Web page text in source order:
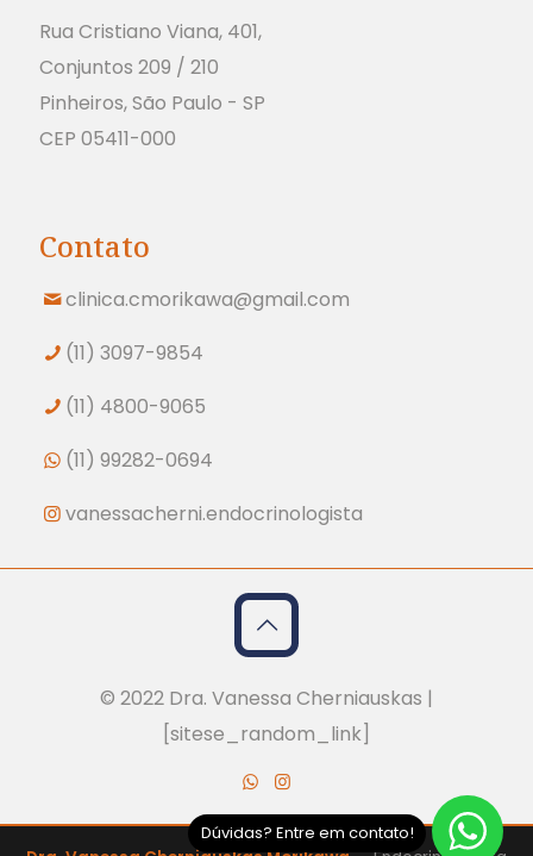
Rua Cristiano Viana, 401,
Conjuntos 209 / 210
Pinheiros, São Paulo - SP
CEP 05411-000
Dúvidas? Entre em contato!
Contato
clinica.cmorikawa@gmail.com
(11) 3097-9854
(11) 4800-9065
(11) 99282-0694
vanessacherni.endocrinologista
© 2022 Dra. Vanessa Cherniauskas |
[sitese_random_link]